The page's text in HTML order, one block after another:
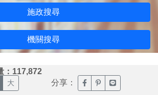
施政搜尋
機關搜尋
：117,872
大 分享： 臉書分享(另開新視窗)
噗浪分享(另開新
Line分享(另